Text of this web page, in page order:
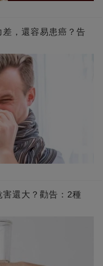
，還容易患癌？告
還大？勸告：2種